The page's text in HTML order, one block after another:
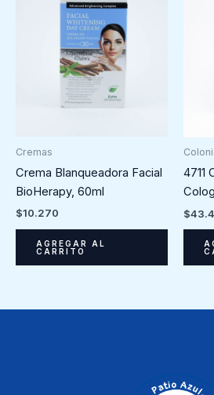
Cremas
Crema Blanqueadora Facial
BioHerapy, 60ml
$10.270
AGREGAR AL
CARRITO
4711
$